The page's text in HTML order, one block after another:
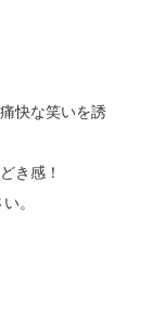
快な笑いを誘
き感！
。